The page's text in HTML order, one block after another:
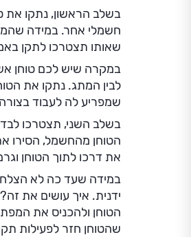
בשלב הראשון, נתקו את
חשמלי אחר. במידה
שאותו תצטרכו לתקן
במקרה שיש לכם טוחן
לבין המתג. נתקו את
שמפריע לה לעבוד
בשלב השני, תצטרכו
הטוחן מהחשמל, הסירו
את דרכו לתוך הטוחן
במידה שעד כה לא
ידנית. איך עושים את
הטוחן ולהכניס את
שהטוחן חזר לפעילות